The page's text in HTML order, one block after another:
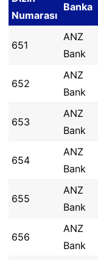
Numarası
Banka
651
ANZ
Bank
652
ANZ
Bank
653
ANZ
Bank
654
ANZ
Bank
655
ANZ
Bank
656
ANZ
Bank